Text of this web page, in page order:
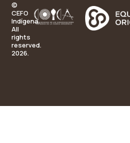
©
CEFO
Indígena.
All
rights
reserved.
2026.